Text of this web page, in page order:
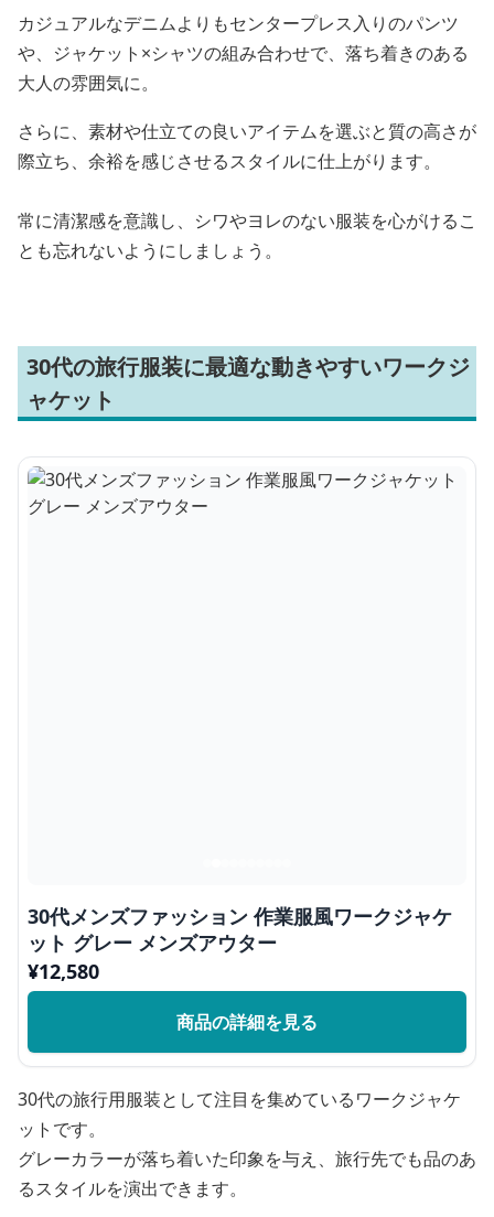
カジュアルなデニムよりもセンタープレス入りのパンツ
や、ジャケット×シャツの組み合わせで、落ち着きのある
大人の雰囲気に。
さらに、素材や仕立ての良いアイテムを選ぶと質の高さが
際立ち、余裕を感じさせるスタイルに仕上がります。
常に清潔感を意識し、シワやヨレのない服装を心がけるこ
とも忘れないようにしましょう。
30代の旅行服装に最適な動きやすいワークジ
ャケット
30代メンズファッション 作業服風ワークジャケ
ット グレー メンズアウター
¥12,580
商品の詳細を見る
30代の旅行用服装として注目を集めているワークジャケ
ットです。
グレーカラーが落ち着いた印象を与え、旅行先でも品のあ
るスタイルを演出できます。